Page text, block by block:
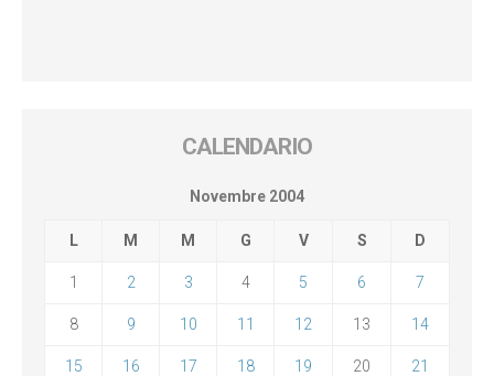
CALENDARIO
Novembre 2004
L M M G V S D
1 2 3 4 5 6 7
8 9 10 11 12 13 14
15 16 17 18 19 20 21